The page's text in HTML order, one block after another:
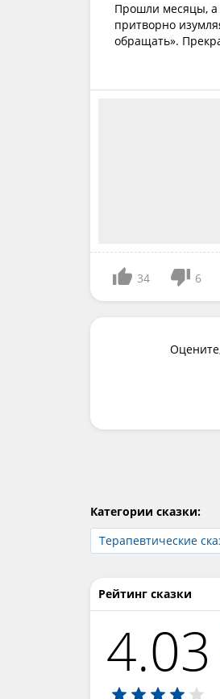
Прошли месяцы, а
притворно
обращать».
34 6
Категории сказки:
Терапевтические
Рейтинг сказки
4.03